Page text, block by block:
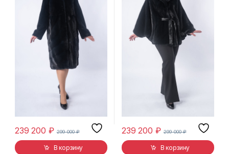
239 200 ₽ 299 000₽
В корзину
239 200 ₽ 299 000₽
В корзину